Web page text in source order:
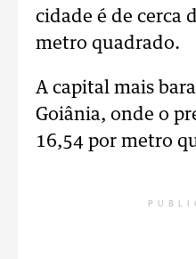
cidade é de cerca
metro quadrado.
A capital mais
Goiânia, onde o
16,54 por metro